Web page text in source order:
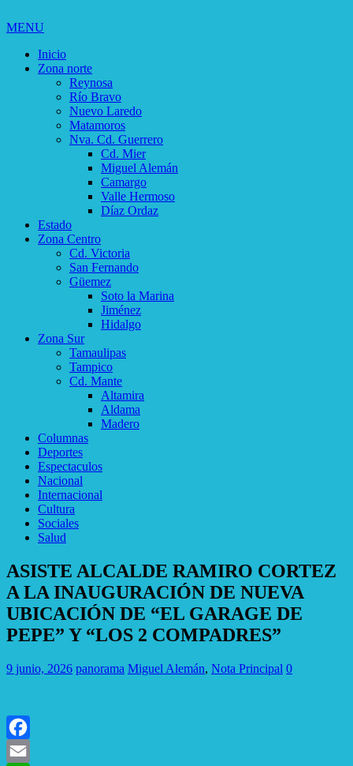
MENU
Inicio
Zona norte
Reynosa
Río Bravo
Nuevo Laredo
Matamoros
Nva. Cd. Guerrero
Cd. Mier
Miguel Alemán
Camargo
Valle Hermoso
Díaz Ordaz
Estado
Zona Centro
Cd. Victoria
San Fernando
Güemez
Soto la Marina
Jiménez
Hidalgo
Zona Sur
Tamaulipas
Tampico
Cd. Mante
Altamira
Aldama
Madero
Columnas
Deportes
Espectaculos
Nacional
Internacional
Cultura
Sociales
Salud
ASISTE ALCALDE RAMIRO CORTEZ
A LA INAUGURACIÓN DE NUEVA
UBICACIÓN DE “EL GARAGE DE
PEPE” Y “LOS 2 COMPADRES”
9 junio, 2026 panorama Miguel Alemán, Nota Principal 0
Facebook